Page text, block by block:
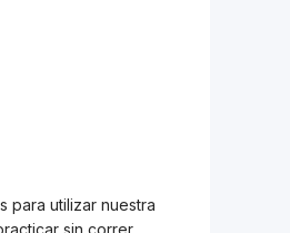
para utilizar nuestra
sin correr